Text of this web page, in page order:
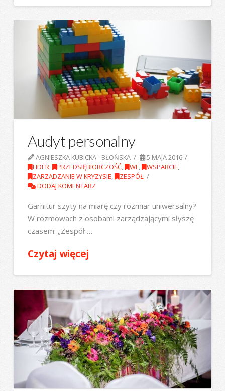
Audyt personalny
AGNIESZKA KUBICKA - BŁOŃSKA
5 MAJA 2016
LIDER, PRZEDSIĘBIORCZOŚĆ, WF, WSPARCIE,
ZARZĄDZANIE W KRYZYSIE, ZESPÓŁ
DODAJ KOMENTARZ
Garnitur szyty na miarę czy rozmiar uniwersalny?
W rozmowach z osobami zarządzającymi słyszę
czasem: „Zespół …
Czytaj więcej